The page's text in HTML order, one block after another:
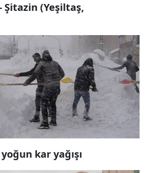
Şitazin (Yeşiltaş,
kar yağışı